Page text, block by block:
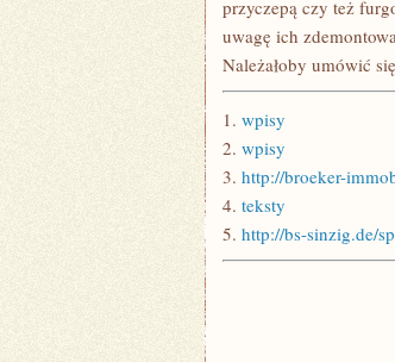
przyczepą czy też
uwagę ich
Należałoby umówić
1. wpisy
2. wpisy
3. http://broeker-
4. teksty
5. http://bs-sinzig.de/